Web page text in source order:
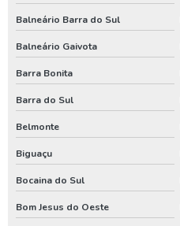
Perfuração de poço profundo
Perfuração de poço tubular
Perfuração de poço tubular profundo
Perfuração poço artesiano projeto
Perfurar poço artesiano
Perfurar poço artesiano preço
Perfurar poço artesiano quanto custa
Poço artesiano custo
Balneário Barra do Sul
Balneário Gaivota
Barra Bonita
Barra do Sul
Belmonte
Biguaçu
Bocaina do Sul
Bom Jesus do Oeste